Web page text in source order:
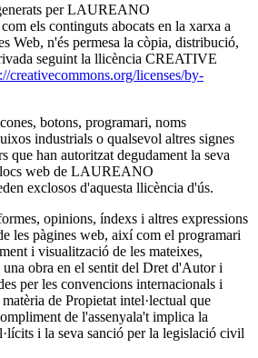
per LAUREANO
els continguts abocats en la xarxa a
Web, n'és permesa la còpia, distribució,
seguint la llicència CREATIVE
creativecommons.org/licenses/by-
botons, programari, noms
industrials o qualsevol altres signes
que han autoritzat degudament la seva
web de LAUREANO
exclosos d'aquesta llicència d'ús.
opinions, índexs i altres expressions
les pàgines web, així com el programari
i visualització de les mateixes,
obra en el sentit del Dret d'Autor i
per les convencions internacionals i
de Propietat intel·lectual que
de l'assenyala't implica la
i la seva sanció per la legislació civil